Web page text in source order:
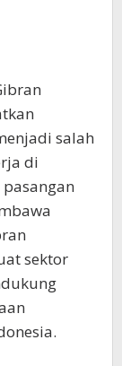
salah
di
sektor